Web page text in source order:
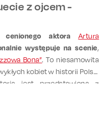
z ojcem -
cenionego aktora Artura
występuje na scenie,
Bona”. To niesamowita
kobiet w historii Polski
jest przedstawiona z
innych postaci (ponieważ